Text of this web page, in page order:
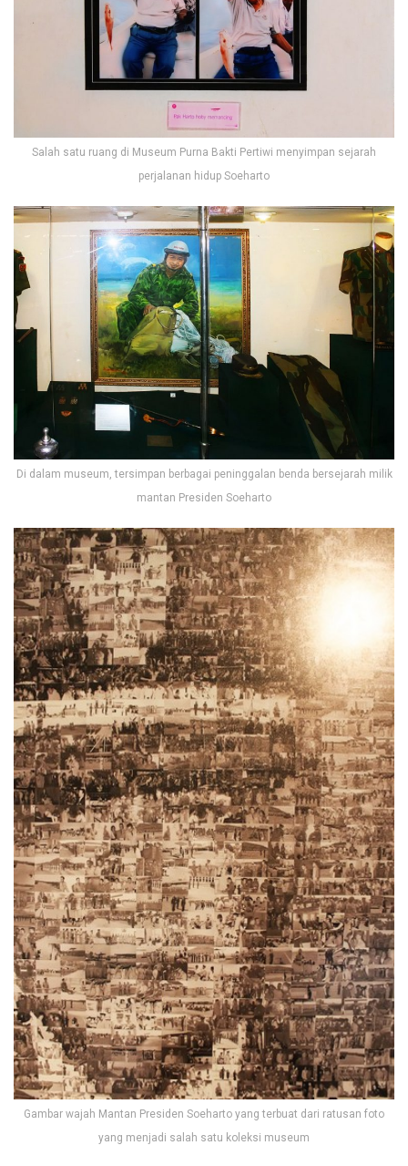
Salah satu ruang di Museum Purna Bakti Pertiwi menyimpan sejarah
perjalanan hidup Soeharto
Di dalam museum, tersimpan berbagai peninggalan benda bersejarah milik
mantan Presiden Soeharto
Gambar wajah Mantan Presiden Soeharto yang terbuat dari ratusan foto
yang menjadi salah satu koleksi museum